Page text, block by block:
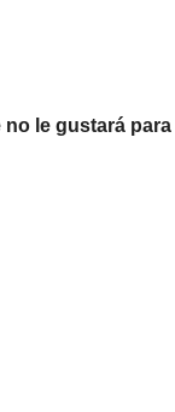
no le gustará para